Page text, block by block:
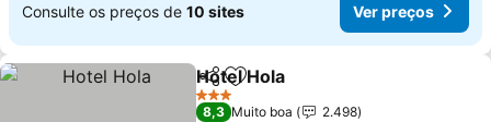
Consulte os preços de 10 sites Ver preços
PartilharAdicionar aos favoritos
Hotel Hola
3 Estrelas
8,3 Muito boa
2.498